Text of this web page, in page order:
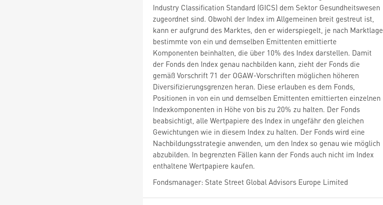
Industry Classification Standard (GICS) dem Sektor Gesundheitswesen
zugeordnet sind. Obwohl der Index im Allgemeinen breit gestreut ist,
kann er aufgrund des Marktes, den er widerspiegelt, je nach Marktlage
bestimmte von ein und demselben Emittenten emittierte
Komponenten beinhalten, die über 10% des Index darstellen. Damit
der Fonds den Index genau nachbilden kann, zieht der Fonds die
gemäß Vorschrift 71 der OGAW-Vorschriften möglichen höheren
Diversifizierungsgrenzen heran. Diese erlauben es dem Fonds,
Positionen in von ein und demselben Emittenten emittierten einzelnen
Indexkomponenten in Höhe von bis zu 20% zu halten. Der Fonds
beabsichtigt, alle Wertpapiere des Index in ungefähr den gleichen
Gewichtungen wie in diesem Index zu halten. Der Fonds wird eine
Nachbildungsstrategie anwenden, um den Index so genau wie möglich
abzubilden. In begrenzten Fällen kann der Fonds auch nicht im Index
enthaltene Wertpapiere kaufen.
Fondsmanager: State Street Global Advisors Europe Limited